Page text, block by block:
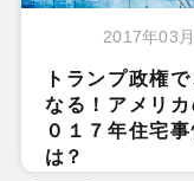
2017年03
トランプ政権で
なる！アメリカ
０１７年住宅事
は？